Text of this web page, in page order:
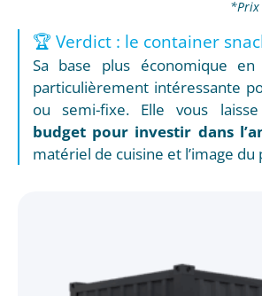
*Prix
🏆 Verdict : le container
Sa base plus économique
particulièrement intéressante
ou semi-fixe. Elle vous
budget pour investir dans
matériel de cuisine et l’image